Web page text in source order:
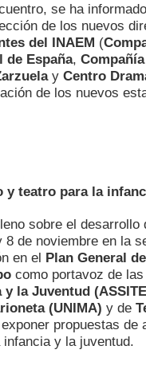
se ha
de los nuevos
del INAEM (
de España,
y Centro
de los nuevos
y teatro para la
sobre el
8 de noviembre en la
en el Plan General
como portavoz de
la Juventud
(UNIMA) y de
propuestas de
y la juventud.